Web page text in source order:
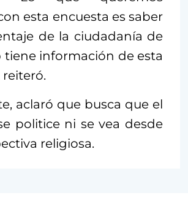
esta encuesta es saber
de la ciudadanía de
tiene información de esta
reiteró.
aclaró que busca que el
politice ni se vea desde
religiosa.